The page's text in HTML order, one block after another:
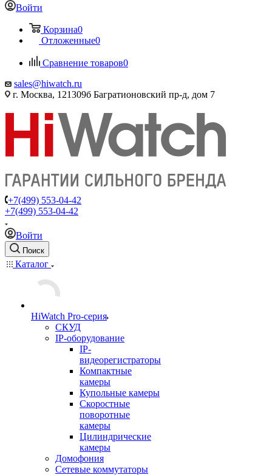
Войти
Корзина0
Отложенные0
Сравнение товаров0
sales@hiwatch.ru
г. Москва, 121309б Багратионовский пр-д, дом 7
+7(499) 553-04-42
+7(499) 553-04-42
Войти
Поиск
Каталог
HiWatch Pro-серия
CКУД
IP-оборудование
IP-
видеорегистраторы
Компактные
камеры
Купольные камеры
Скоростные
поворотные
камеры
Цилиндрические
камеры
Домофония
Сетевые коммутаторы